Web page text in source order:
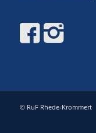
© RuF Rhede-Krommert